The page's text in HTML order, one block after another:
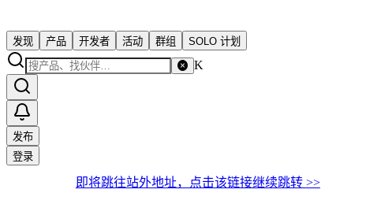
发现 产品 开发者 活动 群组 SOLO 计划
K
发布
登录
即将跳往站外地址，点击该链接继续跳转 >>